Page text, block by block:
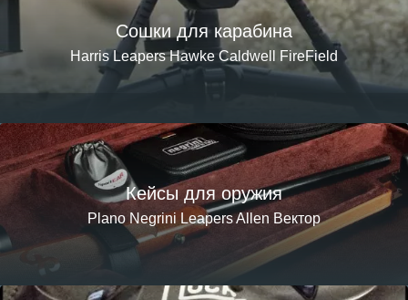
Сошки для карабина
Harris Leapers Hawke Caldwell FireField
Кейсы для оружия
Plano Negrini Leapers Allen Вектор